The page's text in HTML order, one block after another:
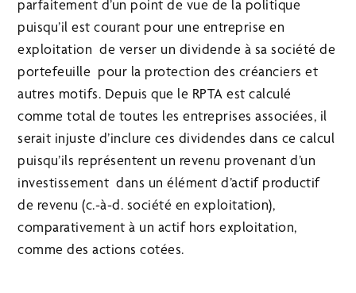
parfaitement d’un point de vue de la politique
puisqu’il est courant pour une entreprise en
exploitation de verser un dividende à sa société de
portefeuille pour la protection des créanciers et
autres motifs. Depuis que le RPTA est calculé
comme total de toutes les entreprises associées, il
serait injuste d’inclure ces dividendes dans ce calcul
puisqu’ils représentent un revenu provenant d’un
investissement dans un élément d’actif productif
de revenu (c.-à-d. société en exploitation),
comparativement à un actif hors exploitation,
comme des actions cotées.